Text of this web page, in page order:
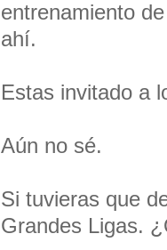
entrenamiento
ahí.
Estas invitado a
Aún no sé.
Si tuvieras que
Grandes Ligas.